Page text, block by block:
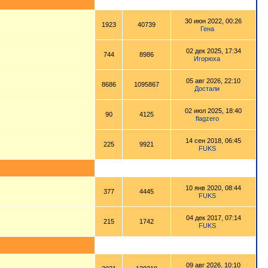
1923 40739
30 июн 2022, 00:26
Гена
744 8986
02 дек 2025, 17:34
Игорюха
8686 1095867
05 авг 2026, 22:10
Достали
90 4125
02 июл 2025, 18:40
flagzero
225 9921
14 сен 2018, 06:45
FUKS
377 4445
10 янв 2020, 08:44
FUKS
215 1742
04 дек 2017, 07:14
FUKS
09 авг 2026, 10:10